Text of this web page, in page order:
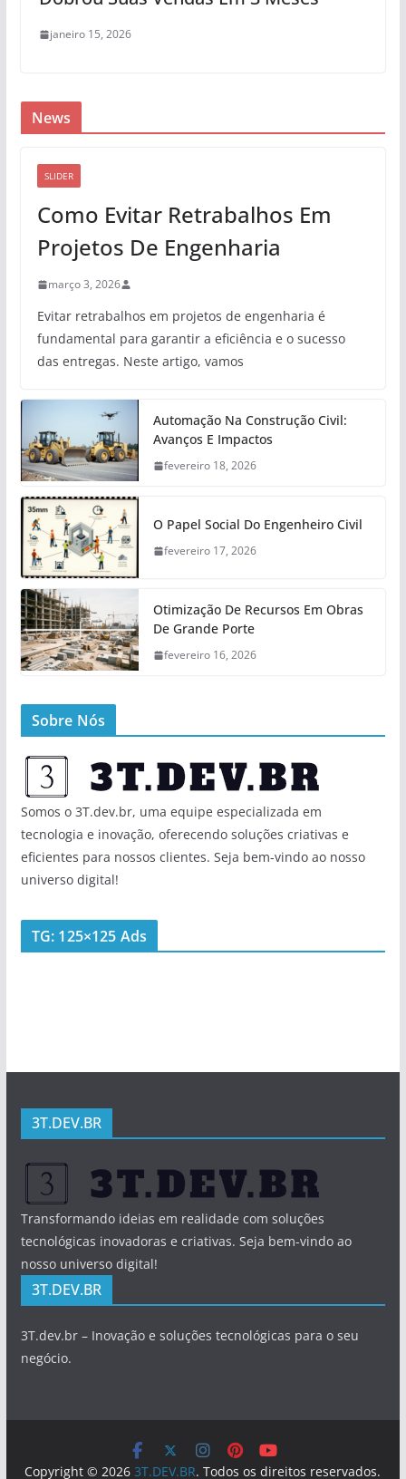
janeiro 15, 2026
News
SLIDER
Como Evitar Retrabalhos Em
Projetos De Engenharia
março 3, 2026
Evitar retrabalhos em projetos de engenharia é
fundamental para garantir a eficiência e o sucesso
das entregas. Neste artigo, vamos
Automação Na Construção Civil:
Avanços E Impactos
fevereiro 18, 2026
O Papel Social Do Engenheiro Civil
fevereiro 17, 2026
Otimização De Recursos Em Obras
De Grande Porte
fevereiro 16, 2026
Sobre Nós
Somos o 3T.dev.br, uma equipe especializada em
tecnologia e inovação, oferecendo soluções criativas e
eficientes para nossos clientes. Seja bem-vindo ao nosso
universo digital!
TG: 125×125 Ads
3T.DEV.BR
Transformando ideias em realidade com soluções
tecnológicas inovadoras e criativas. Seja bem-vindo ao
nosso universo digital!
3T.DEV.BR
3T.dev.br – Inovação e soluções tecnológicas para o seu
negócio.
Copyright © 20263T.DEV.BR. Todos os direitos reservados.